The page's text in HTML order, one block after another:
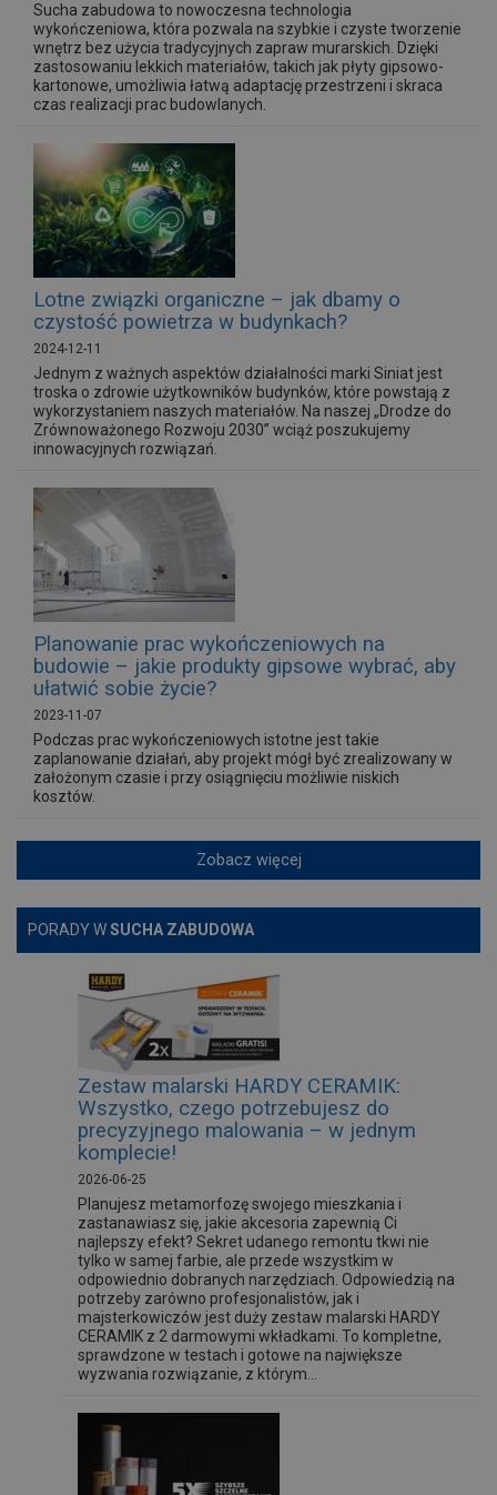
Sucha zabudowa to nowoczesna technologia
wykończeniowa, która pozwala na szybkie i czyste tworzenie
wnętrz bez użycia tradycyjnych zapraw murarskich. Dzięki
zastosowaniu lekkich materiałów, takich jak płyty gipsowo-
kartonowe, umożliwia łatwą adaptację przestrzeni i skraca
czas realizacji prac budowlanych.
Lotne związki organiczne – jak dbamy o
czystość powietrza w budynkach?
2024-12-11
Jednym z ważnych aspektów działalności marki Siniat jest
troska o zdrowie użytkowników budynków, które powstają z
wykorzystaniem naszych materiałów. Na naszej „Drodze do
Zrównoważonego Rozwoju 2030” wciąż poszukujemy
innowacyjnych rozwiązań.
Planowanie prac wykończeniowych na
budowie – jakie produkty gipsowe wybrać, aby
ułatwić sobie życie?
2023-11-07
Podczas prac wykończeniowych istotne jest takie
zaplanowanie działań, aby projekt mógł być zrealizowany w
założonym czasie i przy osiągnięciu możliwie niskich
kosztów.
Zobacz więcej
PORADY WSUCHA ZABUDOWA
Zestaw malarski HARDY CERAMIK:
Wszystko, czego potrzebujesz do
precyzyjnego malowania – w jednym
komplecie!
2026-06-25
Planujesz metamorfozę swojego mieszkania i
zastanawiasz się, jakie akcesoria zapewnią Ci
najlepszy efekt? Sekret udanego remontu tkwi nie
tylko w samej farbie, ale przede wszystkim w
odpowiednio dobranych narzędziach. Odpowiedzią na
potrzeby zarówno profesjonalistów, jak i
majsterkowiczów jest duży zestaw malarski HARDY
CERAMIK z 2 darmowymi wkładkami. To kompletne,
sprawdzone w testach i gotowe na największe
wyzwania rozwiązanie, z którym...